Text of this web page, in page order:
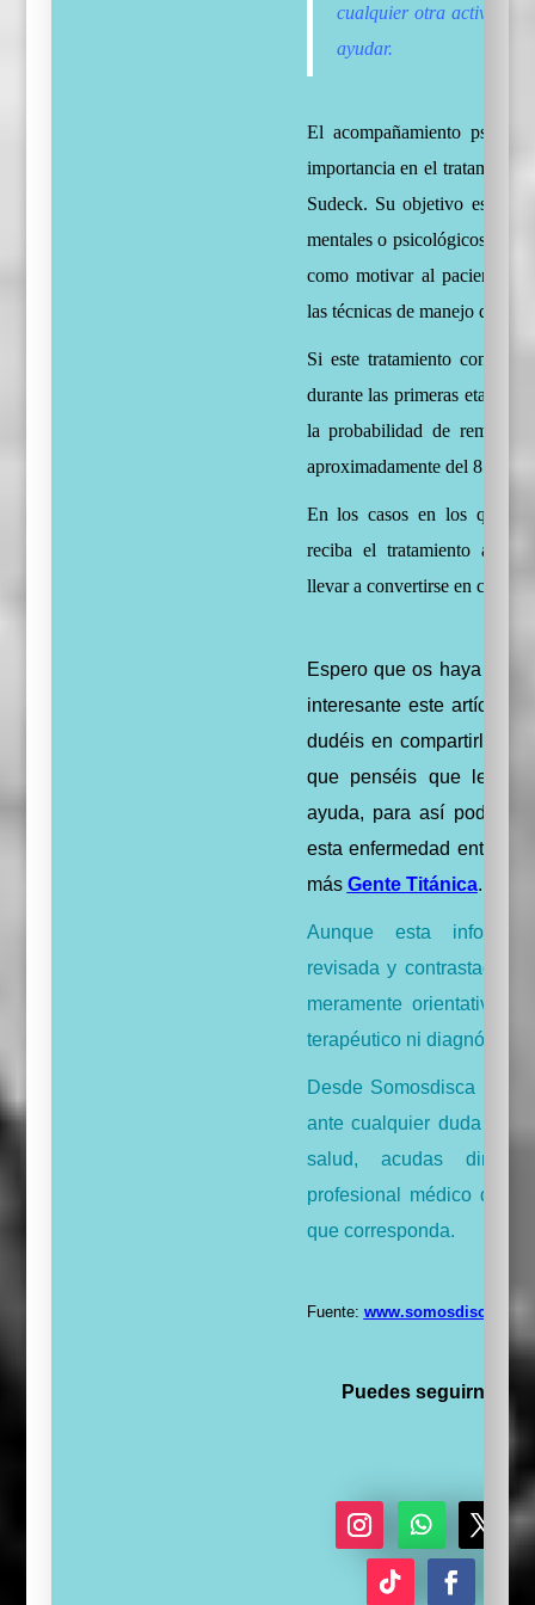
cualquier otra actividad
ayudar.
El acompañamiento
importancia en el tratamiento
Sudeck. Su objetivo es
mentales o psicológicos de la
como motivar al paciente
las técnicas de manejo del
Si este tratamiento
durante las primeras etapas
la probabilidad de remisión
aproximadamente del 85%.
En los casos en los que la
reciba el tratamiento
llevar a convertirse en crónica.
Espero que os haya
interesante este artículo,
dudéis en compartirlo
que penséis que les
ayuda, para así poder
esta enfermedad entre
más Gente Titánica.
Aunque esta
revisada y contrastada,
meramente orientativo y
terapéutico ni diagnóstico.
Desde Somosdisca te
ante cualquier duda
salud, acudas
profesional médico del
que corresponda.
Fuente: www.somosdisca.es
Puedes seguirnos a
S
e
T